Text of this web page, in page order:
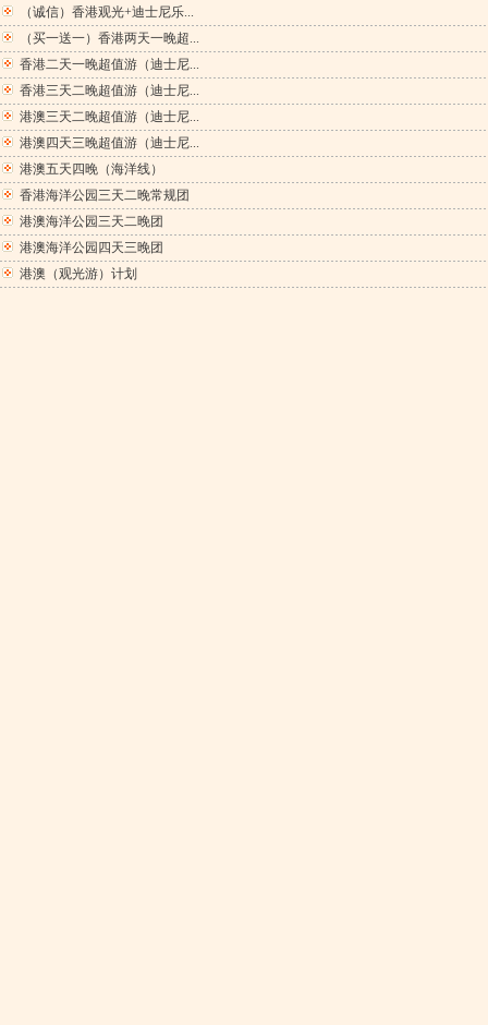
（诚信）香港观光+迪士尼乐...
（买一送一）香港两天一晚超...
香港二天一晚超值游（迪士尼...
香港三天二晚超值游（迪士尼...
港澳三天二晚超值游（迪士尼...
港澳四天三晚超值游（迪士尼...
港澳五天四晚（海洋线）
香港海洋公园三天二晚常规团
港澳海洋公园三天二晚团
港澳海洋公园四天三晚团
港澳（观光游）计划